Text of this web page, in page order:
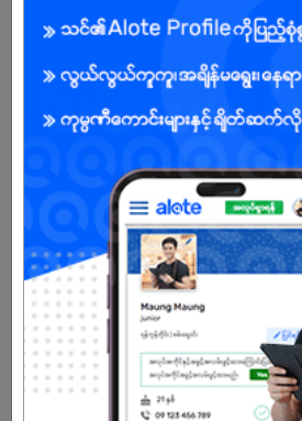
Win Brothers Group of Co., Ltd is one of
conglomerates in Myanmar. The
1990 by Win family in Mandalay. Win
operations have diversified into
Alcoholic Beverages Products, Industrial
Building Material, Mining and FMCG
approach for sustainability is delivered
implement the appropriate policies,
programs towards optimum success.
years business experience in
the company is well positioned to lead
Myanmar.